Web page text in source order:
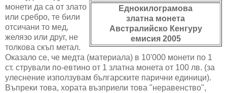
Еднокилограмова
златна монета
Австралийско Кенгуру
емисия 2005
монети да са от злато
или сребро, те били
отсичани то мед,
желязо или друг, не
толкова скъп метал.
Оказало се, че медта (материала) в 10'000 монети по 1
ст. стрували по-евтино от 1 златна монета от 100 лв. (за
улеснение използувам българските парични единици).
Въпреки това, хората възприели това "неравенство",